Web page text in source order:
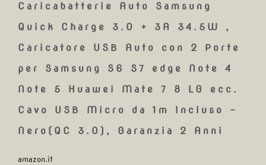
Caricabatterie Auto Samsung
Quick Charge 3.0 + 3A 34.5W ,
Caricatore USB Auto con 2 Porte
per Samsung S6 S7 edge Note 4
Note 5 Huawei Mate 7 8 LG ecc.
Cavo USB Micro da 1m Incluso –
Nero(QC 3.0), Garanzia 2 Anni
amazon.it